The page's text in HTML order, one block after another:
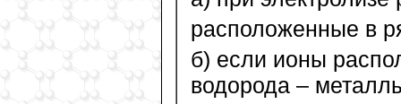
расположенные в
б) если ионы
водорода –